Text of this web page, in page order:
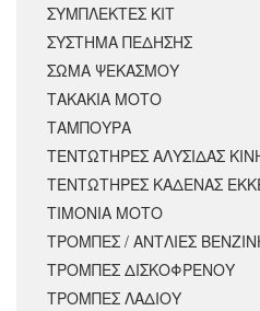
ΣΥΜΠΛΕΚΤΕΣ ΚΙΤ
ΣΥΣΤΗΜΑ ΠΕΔΗΣΗΣ
ΣΩΜΑ ΨΕΚΑΣΜΟΥ
ΤΑΚΑΚΙΑ ΜΟΤΟ
ΤΑΜΠΟΥΡΑ
ΤΕΝΤΩΤΗΡΕΣ ΑΛΥΣΙΔΑΣ
ΤΕΝΤΩΤΗΡΕΣ ΚΑΔΕΝΑΣ
ΤΙΜΟΝΙΑ ΜΟΤΟ
ΤΡΟΜΠΕΣ / ΑΝΤΛΙΕΣ
ΤΡΟΜΠΕΣ ΔΙΣΚΟΦΡΕΝΟΥ
ΤΡΟΜΠΕΣ ΛΑΔΙΟΥ